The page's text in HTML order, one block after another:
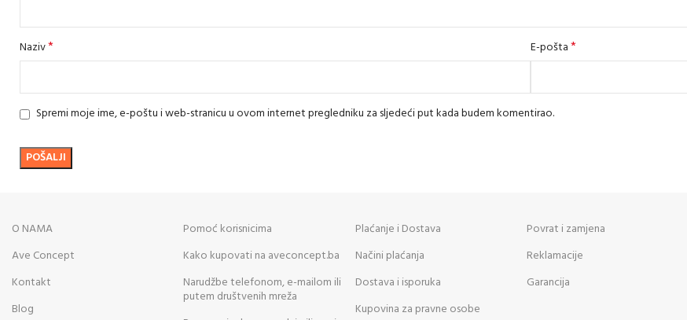
Naziv* E-pošta*
Spremi moje ime, e-poštu i web-stranicu u ovom internet pregledniku za sljedeći put kada budem komentirao.
O NAMA
Ave Concept
Kontakt
Blog
Pomoć korisnicima
Kako kupovati na aveconcept.ba
Narudžbe telefonom, e-mailom ili
putem društvenih mreža
Plaćanje i Dostava
Načini plaćanja
Dostava i isporuka
Kupovina za pravne osobe
Povrat i zamjena
Reklamacije
Garancija